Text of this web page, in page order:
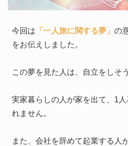
今回は 「一人旅に関する夢」 の
をお伝えしました。
この夢を見た人は、自立をしそ
実家暮らしの人が家を出て、1
れません。
また、会社を辞めて起業する人